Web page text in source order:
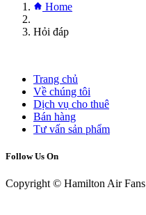
Home
Hỏi đáp
Trang chủ
Về chúng tôi
Dịch vụ cho thuê
Bán hàng
Tư vấn sản phẩm
Follow Us On
Copyright © Hamilton Air Fans